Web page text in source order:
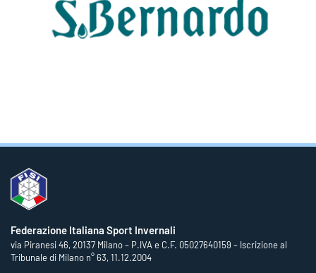
Federazione Italiana Sport Invernali
via Piranesi 46, 20137 Milano – P.IVA e C.F. 05027640159 – Iscrizione al
Tribunale di Milano n° 63, 11.12.2004